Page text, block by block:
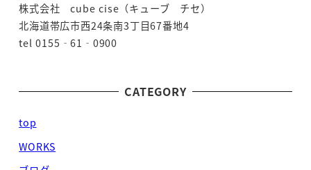
株式会社 cube cise（キューブ チセ）
北海道帯広市西24条南3丁目67番地4
tel 0155‐61‐0900
CATEGORY
top
WORKS